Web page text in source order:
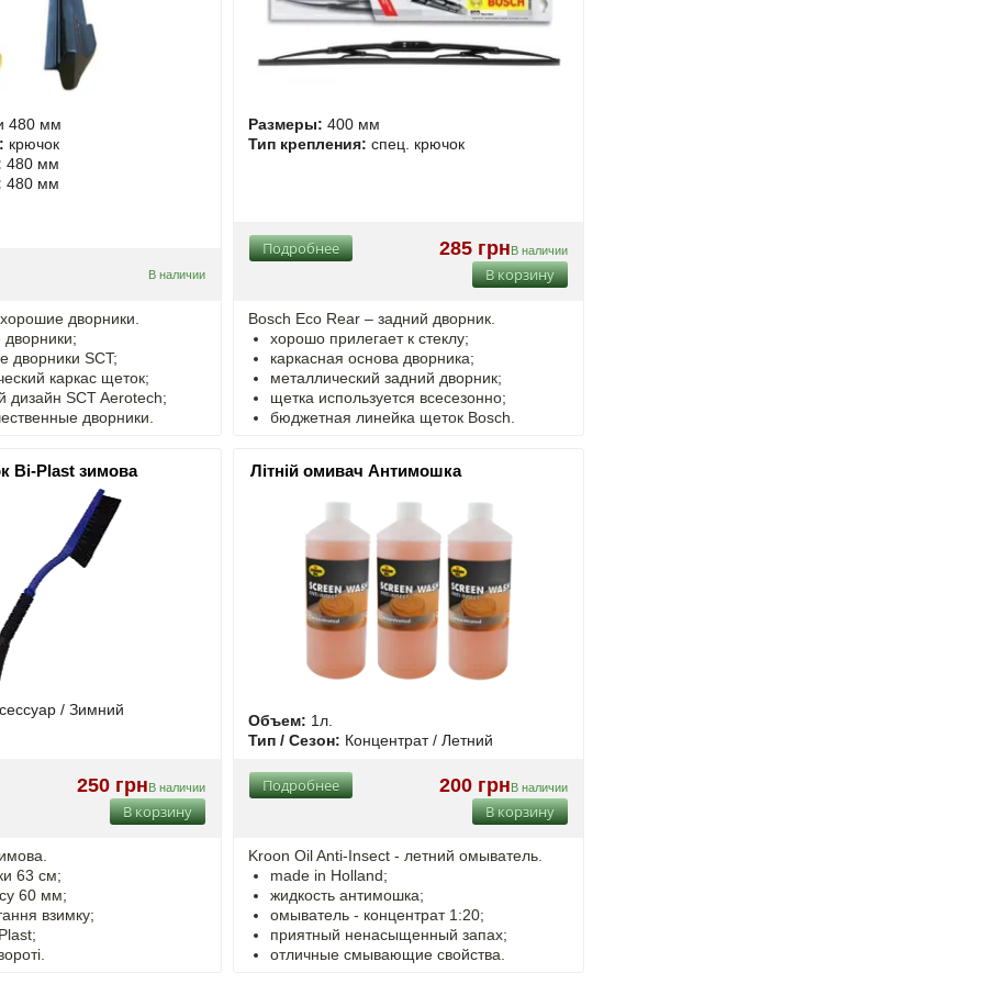
480 мм
крючок
480 мм
480 мм
В наличии
дворники.
дворники;
дворники SCT;
каркас щеток;
дизайн SCT Aerotech;
дворники.
Размеры: 400 мм
Тип крепления: спец. крючок
285 грнВ наличии
Подробнее
В корзину
Bosch Eco Rear – задний дворник.
хорошо прилегает к стеклу;
каркасная основа дворника;
металлический задний дворник;
щетка используется всесезонно;
бюджетная линейка щеток Bosch.
Bi-Plast зимова
/ Зимний
250 грн В наличии
В корзину
63 см;
60 мм;
взимку;
Літній омивач Антимошка
Объем: 1л.
Тип / Сезон: Концентрат / Летний
200 грн В наличии
Подробнее
В корзину
Kroon Oil Anti-Insect - летний омыватель.
made in Holland;
жидкость антимошка;
омыватель - концентрат 1:20;
приятный ненасыщенный запах;
отличные смывающие свойства.